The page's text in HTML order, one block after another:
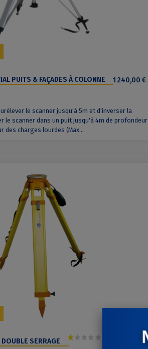
PUITS & FAÇADES À COLONNE
1 240,00 €
le scanner jusqu'à 5m et d'inverser la
le scanner dans un puit jusqu'à 4m de profondeur
des charges lourdes (Max...
SERRAGE 290,00 €